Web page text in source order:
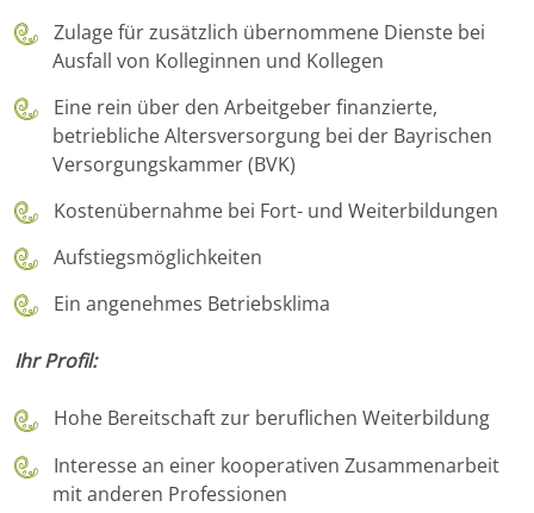
Zulage für zusätzlich übernommene Dienste bei
Ausfall von Kolleginnen und Kollegen
Eine rein über den Arbeitgeber finanzierte,
betriebliche Altersversorgung bei der Bayrischen
Versorgungskammer (BVK)
Kostenübernahme bei Fort- und Weiterbildungen
Aufstiegsmöglichkeiten
Ein angenehmes Betriebsklima
Ihr Profil:
Hohe Bereitschaft zur beruflichen Weiterbildung
Interesse an einer kooperativen Zusammenarbeit
mit anderen Professionen